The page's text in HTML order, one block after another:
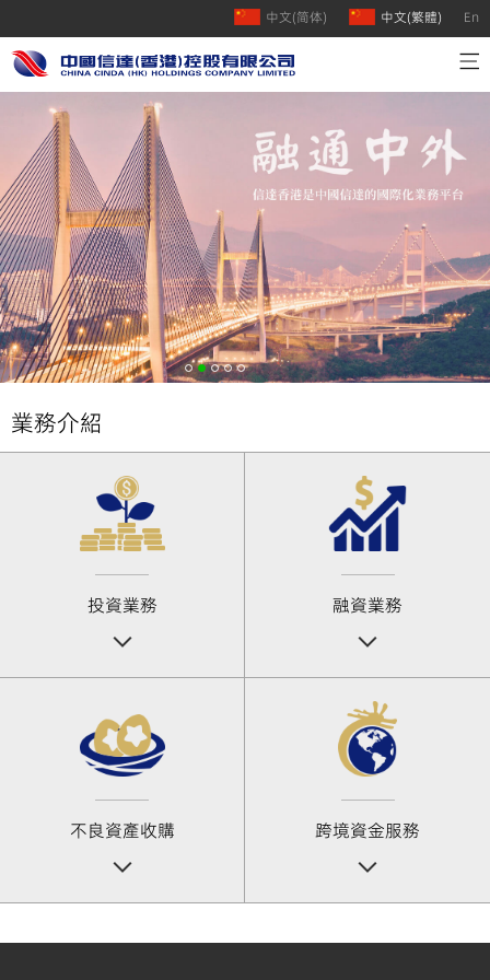
En
中文(繁體)
中文(简体)
首頁
公司介紹
業務介紹
人才招聘
聯絡我們
業務介紹
投資業務 融資業務
不良資產收購 跨境資金服務